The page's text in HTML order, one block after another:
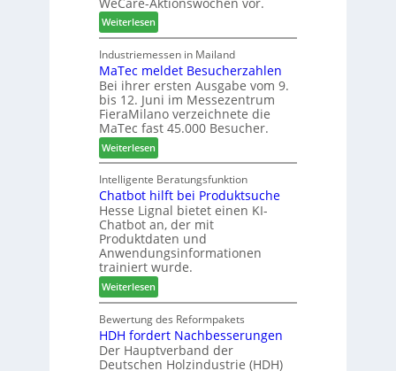
r
e
n
I
t
a
l
i
e
n
a
l
s
i
n
t
e
g
r
i
e
r
t
e
s
S
y
s
t
m
Weiterlesen:
W
e
C
a
r
e
-
A
k
t
i
o
n
s
w
o
c
h
e
n
2
Industriemessen in Mailand
MaTec meldet Besucherzahlen
Bei ihrer ersten Ausgabe vom 9.
bis 12. Juni im Messezentrum
FieraMilano verzeichnete die
MaTec fast 45.000 Besucher.
Weiterlesen:
M
a
T
e
c
m
e
l
d
e
t
B
e
Intelligente Beratungsfunktion
Chatbot hilft bei Produktsuche
Hesse Lignal bietet einen KI-
Chatbot an, der mit
Produktdaten und
Anwendungsinformationen
trainiert wurde.
Weiterlesen:
C
h
a
t
b
Bewertung des Reformpakets
HDH fordert Nachbesserungen
Der Hauptverband der
Deutschen Holzindustrie (HDH)